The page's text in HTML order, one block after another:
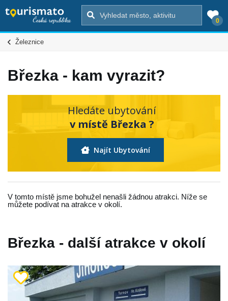
0
Železnice
Březka - kam vyrazit?
Hledáte ubytování
v místě Březka ?
Najít Ubytování
V tomto místě jsme bohužel nenašli žádnou atrakci. Níže se
můžete podívat na atrakce v okolí.
Březka - další atrakce v okolí